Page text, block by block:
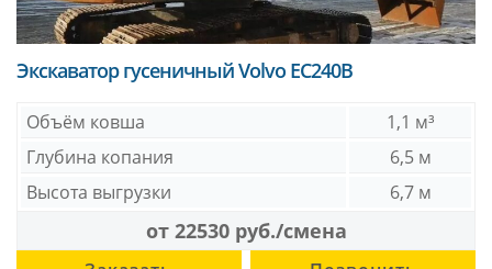
Экскаватор гусеничный Volvo EC240B
Объём ковша
1,1 м³
Глубина копания
6,5 м
Высота выгрузки
6,7 м
от 22530 руб./смена